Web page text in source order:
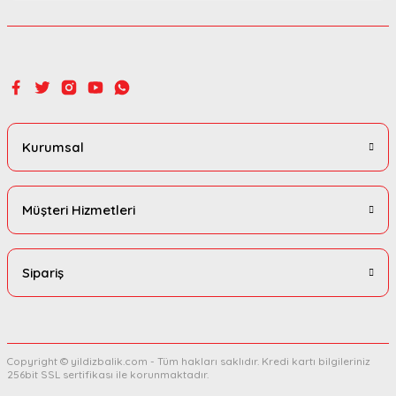
Kurumsal
Müşteri Hizmetleri
Sipariş
Copyright © yildizbalik.com - Tüm hakları saklıdır. Kredi kartı bilgileriniz
256bit SSL sertifikası ile korunmaktadır.